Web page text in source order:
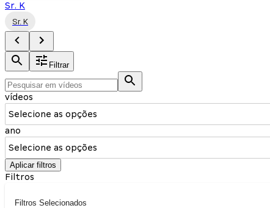
Sr. K
Sr. K
Filtrar
vídeos
Selecione as opções
ano
Selecione as opções
Aplicar filtros
Filtros
Filtros Selecionados